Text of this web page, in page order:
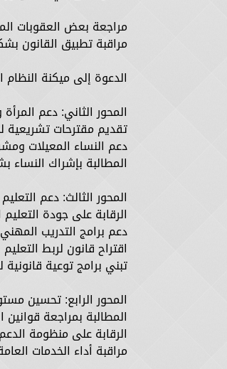
مراجعة بعض العقوبات
مراقبة تطبيق القانون
الدعوة إلى ميكنة
المحور الثاني: دعم
تقديم مقترحات تشريعية
دعم النساء المعيلات
المطالبة بإشراك النساء
المحور الثالث: دعم
الرقابة على جودة
دعم برامج التدريب
اقتراح قانون لربط
تبني برامج توعية
المحور الرابع: تحسين
المطالبة بمراجعة
الرقابة على منظومة
مراقبة أداء الخدمات